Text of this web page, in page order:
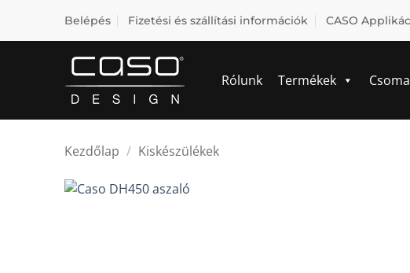
Belépés Fizetési és szállítási információk CASO
Rólunk Termékek
Kezdőlap / Kiskészülékek